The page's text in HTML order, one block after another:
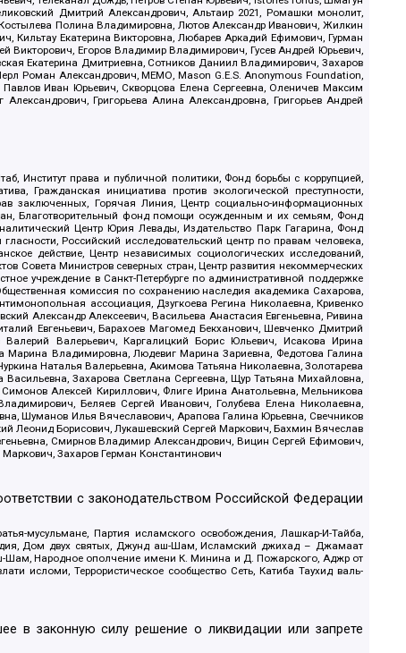
Дмитрий Александрович, Альтаир 2021, Ромашки монолит,
Полина Владимировна, Лютов Александр Иванович, Жилкин
Кильтау Екатерина Викторовна, Любарев Аркадий Ефимович, Гурман
Викторович, Егоров Владимир Владимирович, Гусев Андрей Юрьевич,
Екатерина Дмитриевна, Сотников Даниил Владимирович, Захаров
Роман Александрович, МЕМО, Mason G.E.S. Anonymous Foundation,
Иван Юрьевич, Скворцова Елена Сергеевна, Оленичев Максим
Григорьева Алина Александровна, Григорьев Андрей
Институт права и публичной политики, Фонд борьбы с коррупцией,
Гражданская инициатива против экологической преступности,
заключенных, Горячая Линия, Центр социально-информационных
Благотворительный фонд помощи осужденным и их семьям, Фонд
Центр Юрия Левады, Издательство Парк Гагарина, Фонд
Российский исследовательский центр по правам человека,
действие, Центр независимых социологических исследований,
Министров северных стран, Центр развития некоммерческих
учреждение в Санкт-Петербурге по административной поддержке
комиссия по сохранению наследия академика Сахарова,
ассоциация, Дзугкоева Регина Николаевна, Кривенко
Александр Алексеевич, Васильева Анастасия Евгеньевна, Ривина
Евгеньевич, Барахоев Магомед Бекханович, Шевченко Дмитрий
Валерьевич, Каргалицкий Борис Юльевич, Исакова Ирина
Марина Владимировна, Людевиг Марина Зариевна, Федотова Галина
Наталья Валерьевна, Акимова Татьяна Николаевна, Золотарева
Захарова Светлана Сергеевна, Щур Татьяна Михайловна,
Алексей Кириллович, Флиге Ирина Анатольевна, Мельникова
Беляев Сергей Иванович, Голубева Елена Николаевна,
Шуманов Илья Вячеславович, Арапова Галина Юрьевна, Свечников
Леонид Борисович, Лукашевский Сергей Маркович, Бахмин Вячеслав
Смирнов Владимир Александрович, Вицин Сергей Ефимович,
Захаров Герман Константинович
с законодательством Российской Федерации
мусульмане, Партия исламского освобождения, Лашкар-И-Тайба,
Дом двух святых, Джунд аш-Шам, Исламский джихад – Джамаат
Шам, Народное ополчение имени К. Минина и Д. Пожарского, Аджр от
исломи, Террористическое сообщество Сеть, Катиба Таухид валь-
в законную силу решение о ликвидации или запрете